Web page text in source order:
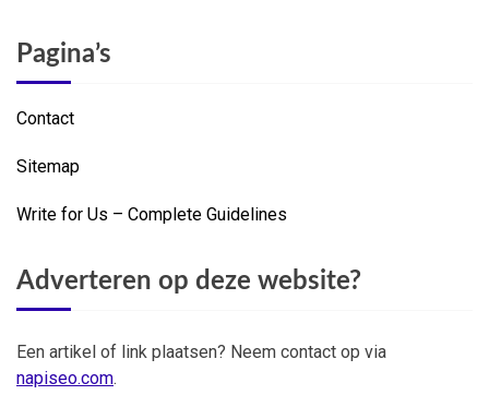
Pagina’s
Contact
Sitemap
Write for Us – Complete Guidelines
Adverteren op deze website?
Een artikel of link plaatsen? Neem contact op via
napiseo.com.